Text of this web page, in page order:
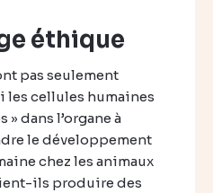
éthique
pas seulement
les cellules humaines
» dans l’organe à
le développement
chez les animaux
ils produire des